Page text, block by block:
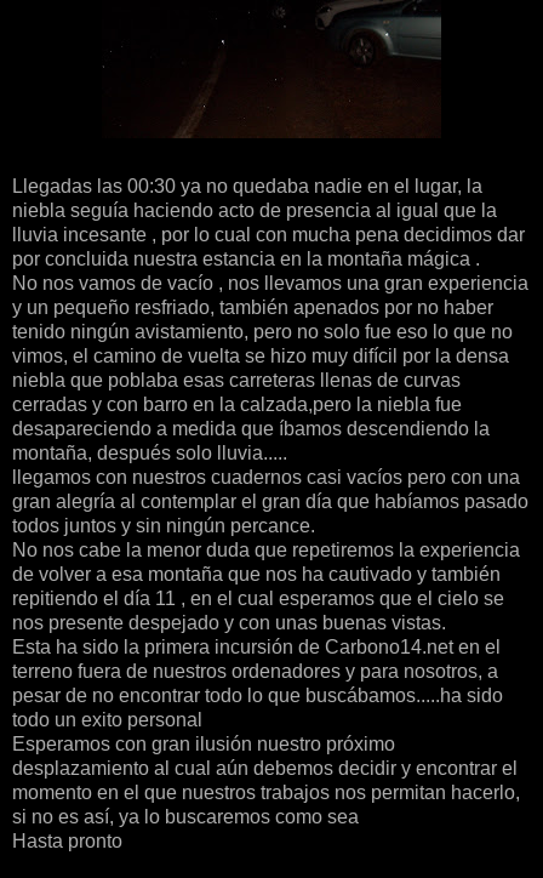
Llegadas las 00:30 ya no quedaba nadie en el lugar, la
niebla seguía haciendo acto de presencia al igual que la
lluvia incesante , por lo cual con mucha pena decidimos dar
por concluida nuestra estancia en la montaña mágica .
No nos vamos de vacío , nos llevamos una gran experiencia
y un pequeño resfriado, también apenados por no haber
tenido ningún avistamiento, pero no solo fue eso lo que no
vimos, el camino de vuelta se hizo muy difícil por la densa
niebla que poblaba esas carreteras llenas de curvas
cerradas y con barro en la calzada,pero la niebla fue
desapareciendo a medida que íbamos descendiendo la
montaña, después solo lluvia.....
llegamos con nuestros cuadernos casi vacíos pero con una
gran alegría al contemplar el gran día que habíamos pasado
todos juntos y sin ningún percance.
No nos cabe la menor duda que repetiremos la experiencia
de volver a esa montaña que nos ha cautivado y también
repitiendo el día 11 , en el cual esperamos que el cielo se
nos presente despejado y con unas buenas vistas.
Esta ha sido la primera incursión de Carbono14.net en el
terreno fuera de nuestros ordenadores y para nosotros, a
pesar de no encontrar todo lo que buscábamos.....ha sido
todo un exito personal
Esperamos con gran ilusión nuestro próximo
desplazamiento al cual aún debemos decidir y encontrar el
momento en el que nuestros trabajos nos permitan hacerlo,
si no es así, ya lo buscaremos como sea
Hasta pronto